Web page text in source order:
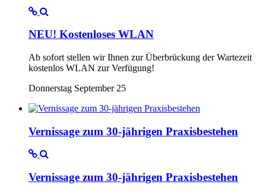
NEU! Kostenloses WLAN
Ab sofort stellen wir Ihnen zur Überbrückung der Wartezeit
kostenlos WLAN zur Verfügung!
Donnerstag September 25
Vernissage zum 30-jährigen Praxisbestehen
Vernissage zum 30-jährigen Praxisbestehen